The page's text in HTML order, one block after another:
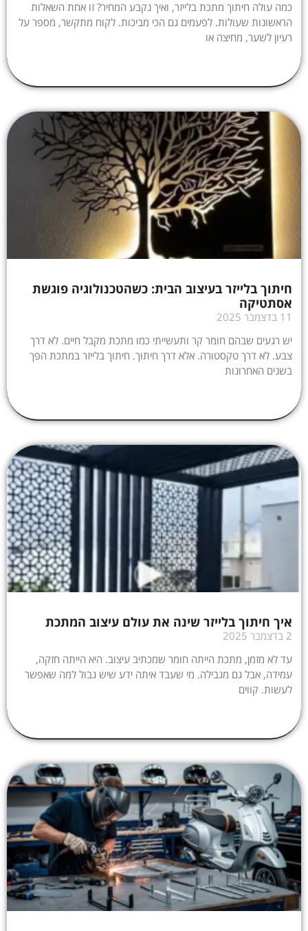
כמה עולה חיתוך מתכת בלייזר, ואיך נקבע המחיר? זו אחת השאלות
הראשונות שעולות. לפעמים גם הכי מביכות. לקוח מתקשר, מספר על
רעיון לשער, מחיצה או
חיתוך בלייזר בעיצוב הבית: כשהטכנולוגיה פוגשת
אסתטיקה
11 בדצמבר 2025
יש רגעים שבהם חומר קר ותעשייתי כמו מתכת מקבל חיים. לא דרך
צבע. לא דרך טקסטורה. אלא דרך חיתוך. חיתוך בלייזר במתכת הפך
בשנים האחרונות
איך חיתוך בלייזר שינה את עולם עיצוב המתכת
2 בדצמבר 2025
עד לא מזמן, מתכת הייתה חומר שמכתיב עיצוב. היא הייתה חזקה,
עמידה, אבל גם מגבילה. מי שעבד איתה ידע שיש גבול למה שאפשר
לעשות. קווים